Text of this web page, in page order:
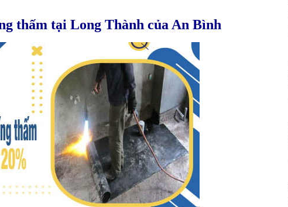
thấm tại Long Thành của An Bình